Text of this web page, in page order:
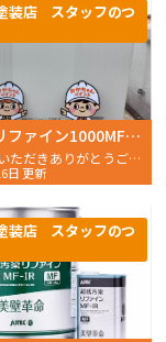
超低汚染リファイン1000MF-IRで実験！２年経過後の実験結果！！
いつもご覧いただきありがとうございます。 おかちゃんペイ
日 更新
装店 スタッフのつ
装店 スタッフのつ